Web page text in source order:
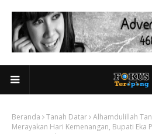
Beranda Tanah Datar Alhamdulillah
Merayakan Hari Kemenangan, Bupati Eka